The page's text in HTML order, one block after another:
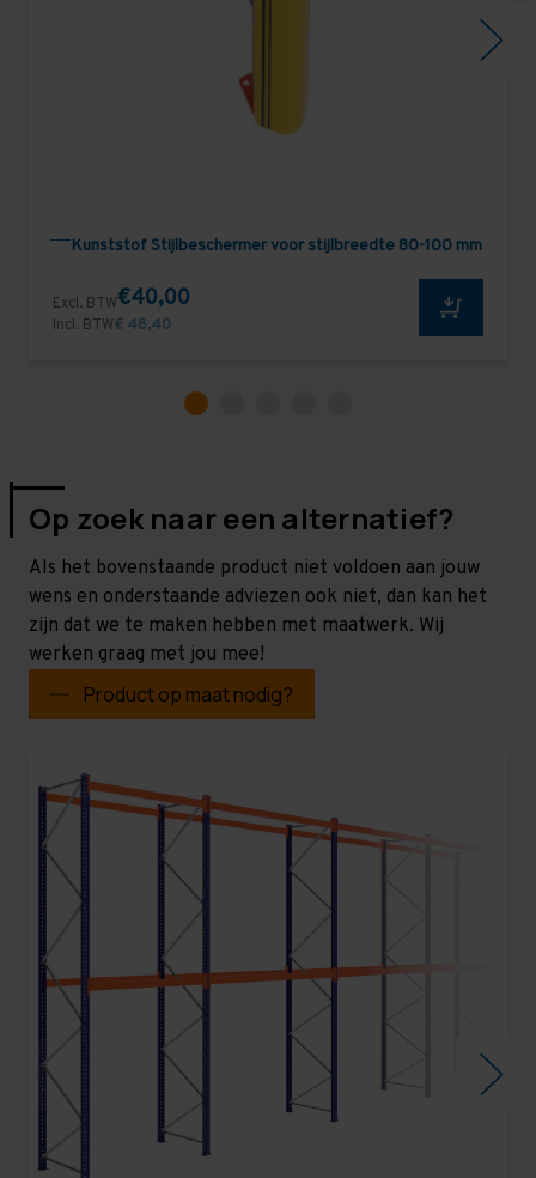
Kunststof Stijlbeschermer voor stijlbreedte 80-100 mm
Excl. BTW€40,00
Incl. BTW€ 48,40
Op zoek naar een alternatief?
Als het bovenstaande product niet voldoen aan jouw
wens en onderstaande adviezen ook niet, dan kan het
zijn dat we te maken hebben met maatwerk. Wij
werken graag met jou mee!
Product op maat nodig?